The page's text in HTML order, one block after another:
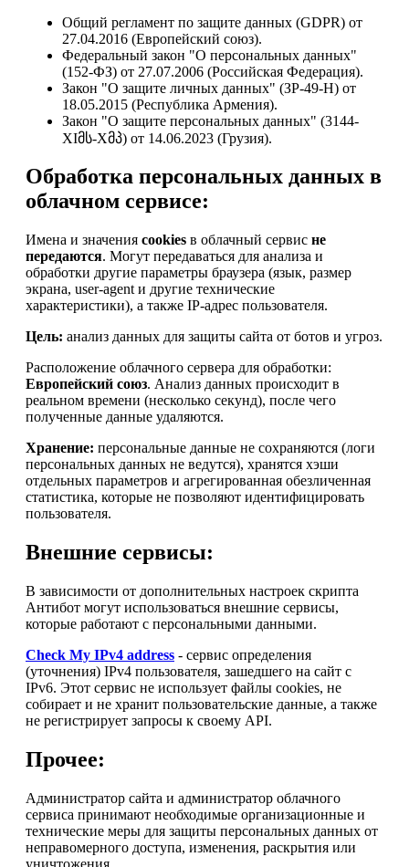
Общий регламент по защите данных (GDPR) от
27.04.2016 (Европейский союз).
Федеральный закон "О персональных данных"
(152-ФЗ) от 27.07.2006 (Российская Федерация).
Закон "О защите личных данных" (ЗР-49-Н) от
18.05.2015 (Республика Армения).
Закон "О защите персональных данных" (3144-
XIმს-Xმპ) от 14.06.2023 (Грузия).
Обработка персональных данных в
облачном сервисе:
Имена и значения cookies в облачный сервис не
передаются. Могут передаваться для анализа и
обработки другие параметры браузера (язык, размер
экрана, user-agent и другие технические
характеристики), а также IP-адрес пользователя.
Цель: анализ данных для защиты сайта от ботов и угроз.
Расположение облачного сервера для обработки:
Европейский союз. Анализ данных происходит в
реальном времени (несколько секунд), после чего
полученные данные удаляются.
Хранение: персональные данные не сохраняются (логи
персональных данных не ведутся), хранятся хэши
отдельных параметров и агрегированная обезличенная
статистика, которые не позволяют идентифицировать
пользователя.
Внешние сервисы:
В зависимости от дополнительных настроек скрипта
Антибот могут использоваться внешние сервисы,
которые работают с персональными данными.
Check My IPv4 address - сервис определения
(уточнения) IPv4 пользователя, зашедшего на сайт с
IPv6. Этот сервис не использует файлы cookies, не
собирает и не хранит пользовательские данные, а также
не регистрирует запросы к своему API.
Прочее:
Администратор сайта и администратор облачного
сервиса принимают необходимые организационные и
технические меры для защиты персональных данных от
неправомерного доступа, изменения, раскрытия или
уничтожения.